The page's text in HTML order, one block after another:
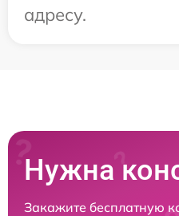
адресу.
Нужна
Закажите бесплатную